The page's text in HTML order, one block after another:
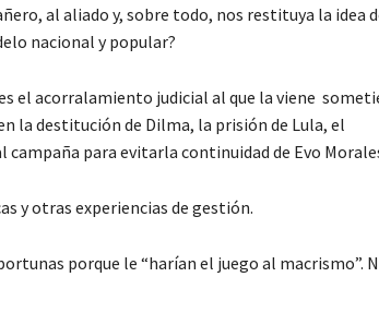
al aliado y, sobre todo, nos restituya la idea
nacional y popular?
el acorralamiento judicial al que la viene
la destitución de Dilma, la prisión de Lula, el
para evitarla continuidad de Evo
y otras experiencias de gestión.
porque le “harían el juego al macrismo”.